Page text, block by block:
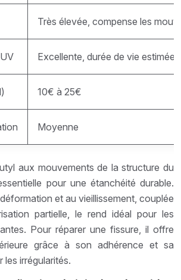
Très élevée, compense les
Excellente, durée de vie estimée
10€ à 25€
Moyenne
aux mouvements de la structure du
pour une étanchéité durable.
et au vieillissement, couplée
partielle, le rend idéal pour les
Pour réparer une fissure, il offre
grâce à son adhérence et sa
les irrégularités.